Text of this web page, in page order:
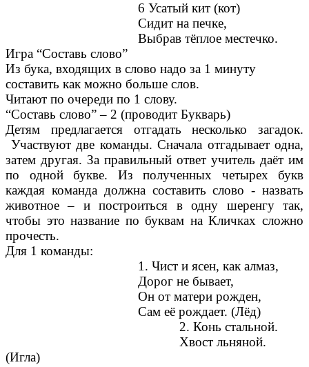
6 Усатый кит (кот)
Сидит на печке,
Выбрав тёплое местечко.
Игра “Составь слово”
Из бука, входящих в слово надо за 1 минуту
составить как можно больше слов.
Читают по очереди по 1 слову.
“Составь слово” – 2 (проводит Букварь)
Детям предлагается отгадать несколько загадок.
Участвуют две команды. Сначала отгадывает одна,
затем другая. За правильный ответ учитель даёт им
по одной букве. Из полученных четырех букв
каждая команда должна составить слово - назвать
животное – и построиться в одну шеренгу так,
чтобы это название по буквам на Кличках сложно
прочесть.
Для 1 команды:
1. Чист и ясен, как алмаз,
Дорог не бывает,
Он от матери рожден,
Сам её рождает. (Лёд)
2. Конь стальной.
Хвост льняной.
(Игла)